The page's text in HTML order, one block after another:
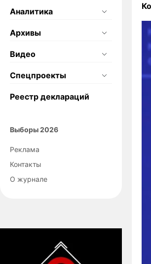
Аналитика
Архивы
Видео
Спецпроекты
Реестр деклараций
Выборы 2026
Реклама
Контакты
О журнале